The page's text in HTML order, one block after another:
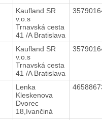
Kaufland SR
v.o.s
Trnavská cesta
41 /A Bratislava
Kaufland SR
v.o.s
Trnavská cesta
41 /A Bratislava
Lenka
Kleskenova
Dvorec
18,Ivančiná